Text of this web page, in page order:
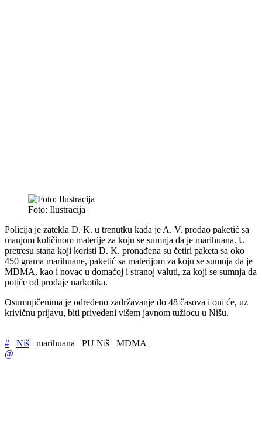
Foto: Ilustracija
Policija je zatekla D. K. u trenutku kada je A. V. prodao paketić sa
manjom količinom materije za koju se sumnja da je marihuana. U
pretresu stana koji koristi D. K. pronađena su četiri paketa sa oko
450 grama marihuane, paketić sa materijom za koju se sumnja da je
MDMA, kao i novac u domaćoj i stranoj valuti, za koji se sumnja da
potiče od prodaje narkotika.
Osumnjičenima je određeno zadržavanje do 48 časova i oni će, uz
krivičnu prijavu, biti privedeni višem javnom tužiocu u Nišu.
# Niš marihuana PU Niš
MDMA
@